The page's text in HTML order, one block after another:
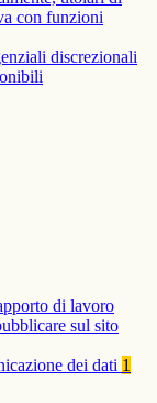
con funzioni
discrezionali
di lavoro
sul sito
dei dati 1